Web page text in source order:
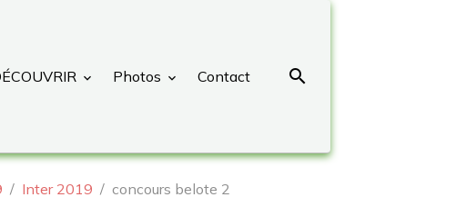
Photos Contact
Inter 2019 concours belote 2